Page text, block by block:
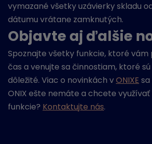
vymazané všetky uzávierky skladu
dátumu vrátane zamknutých.
Objavte aj ďalšie
Spoznajte všetky funkcie, ktoré vám
čas a venujte sa činnostiam, ktoré
dôležité. Viac o novinkách vONIXE
ONIX ešte nemáte a chcete
funkcie? Kontaktujte nás.